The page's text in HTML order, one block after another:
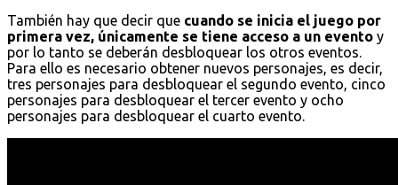
También hay que decir que cuando se inicia el juego por
primera vez, únicamente se tiene acceso a un evento y
por lo tanto se deberán desbloquear los otros eventos.
Para ello es necesario obtener nuevos personajes, es decir,
tres personajes para desbloquear el segundo evento, cinco
personajes para desbloquear el tercer evento y ocho
personajes para desbloquear el cuarto evento.